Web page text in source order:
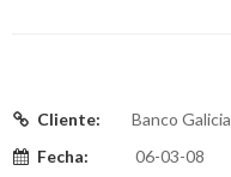
Cliente:
Banco Galicia
Fecha:
06-03-08